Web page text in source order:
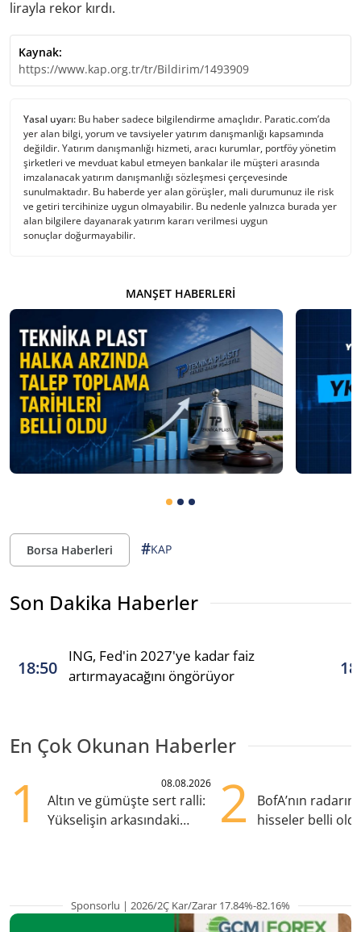
lirayla rekor kırdı.
Kaynak:
https://www.kap.org.tr/tr/Bildirim/1493909
Yasal uyarı: Bu haber sadece bilgilendirme amaçlıdır. Paratic.com’da
yer alan bilgi, yorum ve tavsiyeler yatırım danışmanlığı kapsamında
değildir. Yatırım danışmanlığı hizmeti, aracı kurumlar, portföy yönetim
şirketleri ve mevduat kabul etmeyen bankalar ile müşteri arasında
imzalanacak yatırım danışmanlığı sözleşmesi çerçevesinde
sunulmaktadır. Bu haberde yer alan görüşler, mali durumunuz ile risk
ve getiri tercihinize uygun olmayabilir. Bu nedenle yalnızca burada yer
alan bilgilere dayanarak yatırım kararı verilmesi uygun
sonuçlar doğurmayabilir.
MANŞET HABERLERI
Borsa Haberleri #KAP
Son Dakika Haberler
18:50
ING, Fed'in 2027'ye kadar faiz
artırmayacağını öngörüyor
En Çok Okunan Haberler
1 08.08.2026
Altın ve gümüşte sert ralli:
Yükselişin arkasındaki
2
BofA’nın
hisseler belli
Sponsorlu | 2026/2Ç Kar/Zarar 17.84%-82.16%